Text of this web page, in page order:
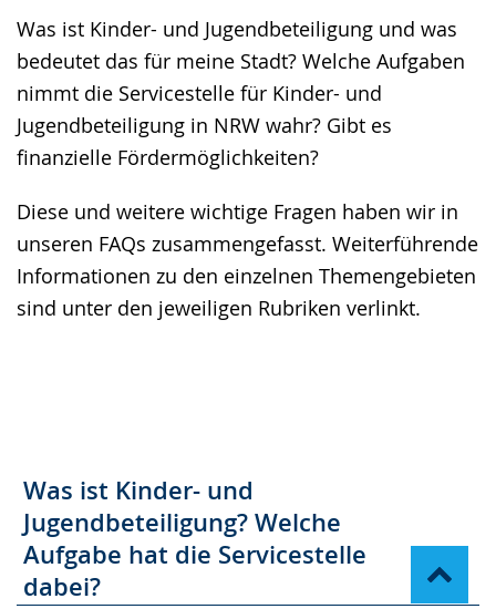
Was ist Kinder- und Jugendbeteiligung und was
bedeutet das für meine Stadt? Welche Aufgaben
nimmt die Servicestelle für Kinder- und
Jugendbeteiligung in NRW wahr? Gibt es
finanzielle Fördermöglichkeiten?
Diese und weitere wichtige Fragen haben wir in
unseren FAQs zusammengefasst. Weiterführende
Informationen zu den einzelnen Themengebieten
sind unter den jeweiligen Rubriken verlinkt.
wechseln.
Deutscher
Gebärdensprache
wird
angezeigt.
Was ist Kinder- und
Jugendbeteiligung? Welche
Aufgabe hat die Servicestelle
dabei?